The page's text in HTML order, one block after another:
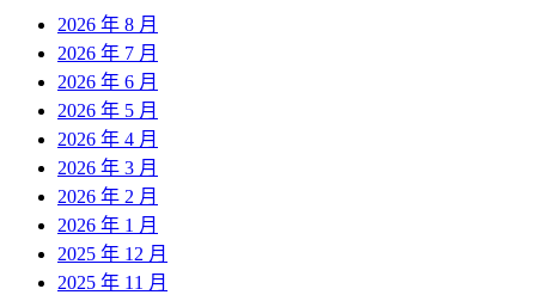
2026 年 8 月
2026 年 7 月
2026 年 6 月
2026 年 5 月
2026 年 4 月
2026 年 3 月
2026 年 2 月
2026 年 1 月
2025 年 12 月
2025 年 11 月